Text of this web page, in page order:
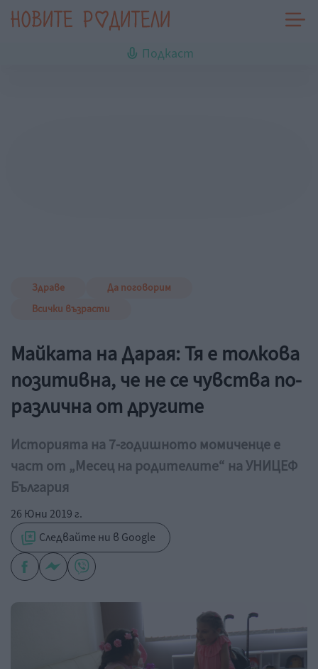
Подкаст
Здраве
Да поговорим
Всички възрасти
Майката на Дарая: Тя е толкова
позитивна, че не се чувства по-
различна от другите
Историята на 7-годишното момиченце е
част от „Месец на родителите“ на УНИЦЕФ
България
26 Юни 2019 г.
Следвайте ни в Google